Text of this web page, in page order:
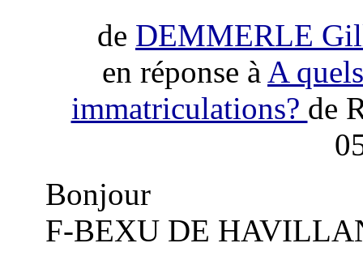
de DEMMERLE
en réponse à A
immatriculations? de
Bonjour
F-BEXU DE